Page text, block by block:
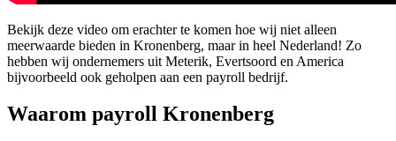
Bekijk deze video om erachter te komen hoe wij niet alleen
meerwaarde bieden in Kronenberg, maar in heel Nederland! Zo
hebben wij ondernemers uit Meterik, Evertsoord en America
bijvoorbeeld ook geholpen aan een payroll bedrijf.
Waarom payroll Kronenberg